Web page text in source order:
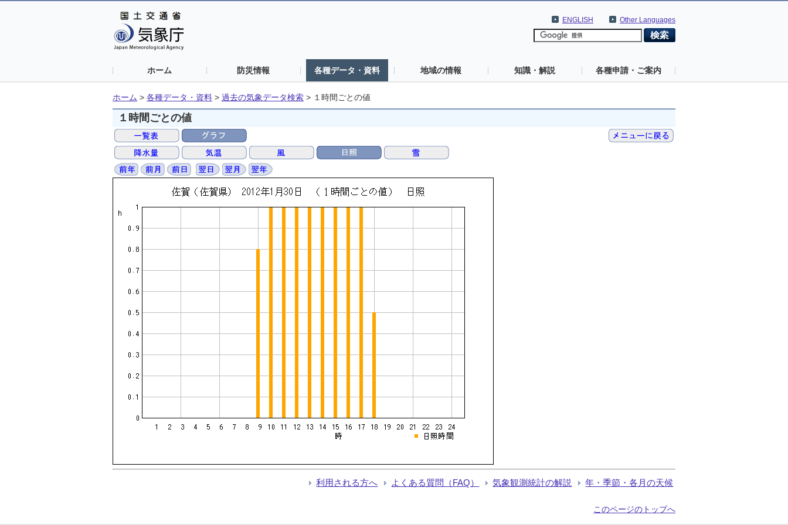
Other Languages
ENGLISH
ホーム 防災情報 各種データ・資料 地域の情報 知識・解説 各種申請・ご案内
ホーム > 各種データ・資料 > 過去の気象データ検索 > １時間ごとの値
１時間ごとの値
利用される方へ よくある質問（FAQ） 気象観測統計の解説 年・季節・各月の天候
このページのトップへ